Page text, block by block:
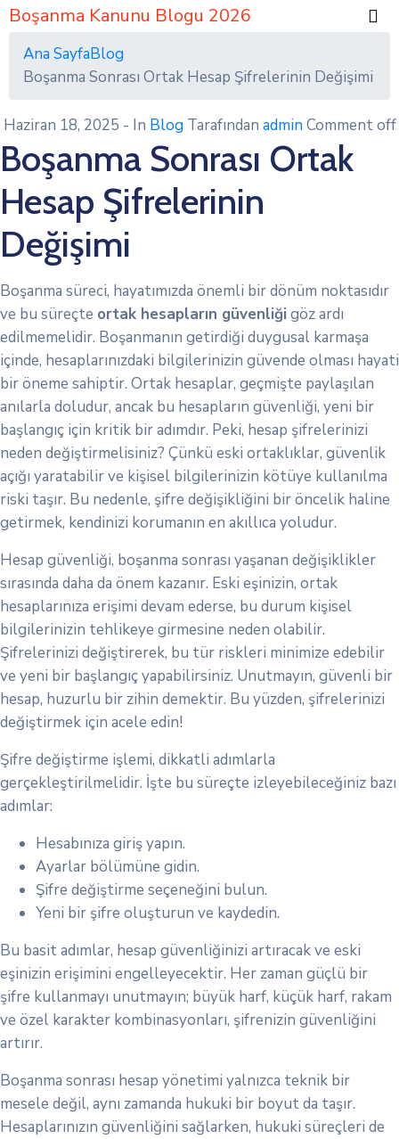
Boşanma Kanunu Blogu 2026
Ana SayfaBlog
Boşanma Sonrası Ortak Hesap Şifrelerinin Değişimi
Haziran 18, 2025 - In Blog Tarafından adminComment off
Boşanma Sonrası Ortak
Hesap Şifrelerinin
Değişimi
Boşanma süreci, hayatımızda önemli bir dönüm noktasıdır
ve bu süreçte ortak hesapların güvenliği göz ardı
edilmemelidir. Boşanmanın getirdiği duygusal karmaşa
içinde, hesaplarınızdaki bilgilerinizin güvende olması hayati
bir öneme sahiptir. Ortak hesaplar, geçmişte paylaşılan
anılarla doludur, ancak bu hesapların güvenliği, yeni bir
başlangıç için kritik bir adımdır. Peki, hesap şifrelerinizi
neden değiştirmelisiniz? Çünkü eski ortaklıklar, güvenlik
açığı yaratabilir ve kişisel bilgilerinizin kötüye kullanılma
riski taşır. Bu nedenle, şifre değişikliğini bir öncelik haline
getirmek, kendinizi korumanın en akıllıca yoludur.
Hesap güvenliği, boşanma sonrası yaşanan değişiklikler
sırasında daha da önem kazanır. Eski eşinizin, ortak
hesaplarınıza erişimi devam ederse, bu durum kişisel
bilgilerinizin tehlikeye girmesine neden olabilir.
Şifrelerinizi değiştirerek, bu tür riskleri minimize edebilir
ve yeni bir başlangıç yapabilirsiniz. Unutmayın, güvenli bir
hesap, huzurlu bir zihin demektir. Bu yüzden, şifrelerinizi
değiştirmek için acele edin!
Şifre değiştirme işlemi, dikkatli adımlarla
gerçekleştirilmelidir. İşte bu süreçte izleyebileceğiniz bazı
adımlar:
Hesabınıza giriş yapın.
Ayarlar bölümüne gidin.
Şifre değiştirme seçeneğini bulun.
Yeni bir şifre oluşturun ve kaydedin.
Bu basit adımlar, hesap güvenliğinizi artıracak ve eski
eşinizin erişimini engelleyecektir. Her zaman güçlü bir
şifre kullanmayı unutmayın; büyük harf, küçük harf, rakam
ve özel karakter kombinasyonları, şifrenizin güvenliğini
artırır.
Boşanma sonrası hesap yönetimi yalnızca teknik bir
mesele değil, aynı zamanda hukuki bir boyut da taşır.
Hesaplarınızın güvenliğini sağlarken, hukuki süreçleri de